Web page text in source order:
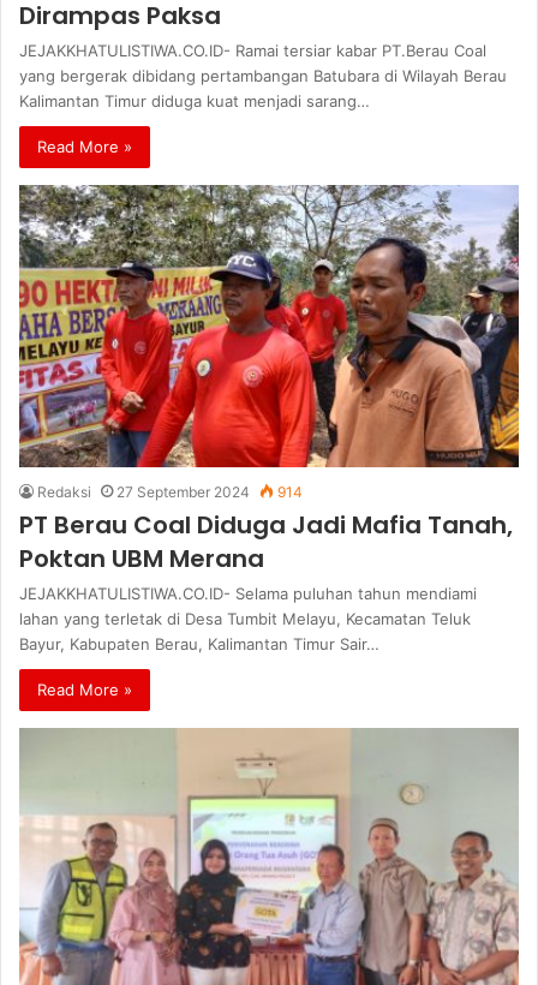
Dirampas Paksa
JEJAKKHATULISTIWA.CO.ID- Ramai tersiar kabar PT.Berau Coal
yang bergerak dibidang pertambangan Batubara di Wilayah Berau
Kalimantan Timur diduga kuat menjadi sarang…
Read More »
Redaksi 27 September 2024 914
PT Berau Coal Diduga Jadi Mafia Tanah,
Poktan UBM Merana
JEJAKKHATULISTIWA.CO.ID- Selama puluhan tahun mendiami
lahan yang terletak di Desa Tumbit Melayu, Kecamatan Teluk
Bayur, Kabupaten Berau, Kalimantan Timur Sair…
Read More »